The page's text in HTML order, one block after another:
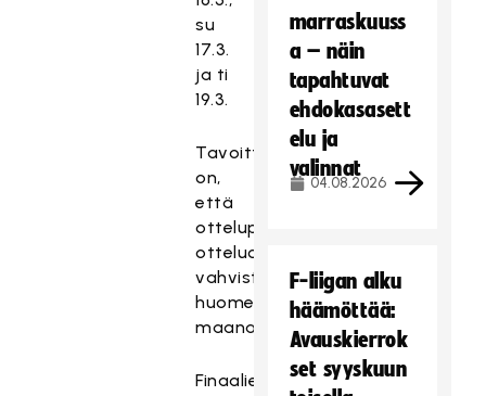
su
17.3.
ja ti
19.3.
Tavoitteena
on,
että
otteluparien
otteluohjelma
vahvistetaan
huomenna
maanantaina.
Finaalien
marraskuuss
a – näin
tapahtuvat
ehdokasasett
elu ja
valinnat
04.08.2026
F-liigan alku
häämöttää:
Avauskierrok
set syyskuun